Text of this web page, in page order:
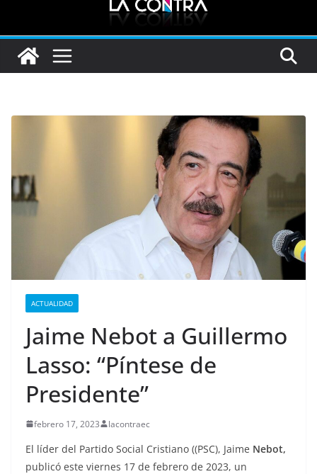
ACTUALIDAD
Jaime Nebot a Guillermo
Lasso: “Píntese de
Presidente”
febrero 17, 2023 lacontraec
El líder del Partido Social Cristiano ((PSC), Jaime Nebot,
publicó este viernes 17 de febrero de 2023, un